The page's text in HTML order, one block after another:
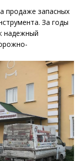
продаже запасных
За годы
надежный